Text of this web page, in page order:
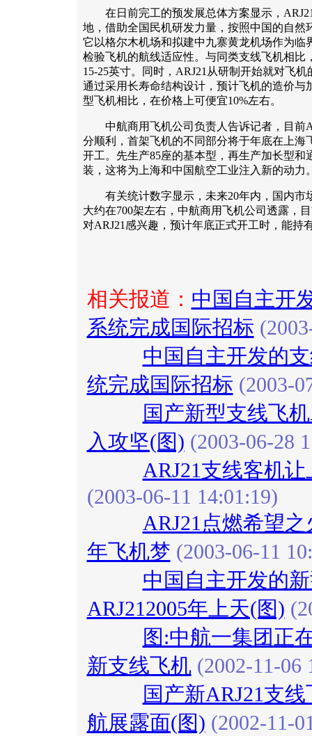
在日前完工的预发展总体方案显示，
地，借助全国民机研发力量，按照中国的自然
它以格尔木机场和拟建中九寨黄龙机场作为临
检验飞机的航线适应性。与同类支线飞机相比
15-25英寸。同时，ARJ21从研制开始就对飞
通过采用长寿命结构设计，预计飞机的造价与
型飞机相比，在价格上可便宜10%左右。
中航商用飞机公司负责人告诉记者，目前
分顺利，首架飞机的不同部分将于年底在上海
开工。先生产85座的基本型，再生产加长型和
装，这将为上海和中国航空工业注入新的动力
有关统计数字显示，未来20年内，国内市
大约在700架左右，中航商用飞机公司透露，
对ARJ21感兴趣，预计年底正式开工时，能持
相关报道： 中国自主开
系统完成国际招标
中国自主开发的
统完成国际招标 (2003-
国产新型支线飞
入攻坚(图) (2003-06-28
ARJ21支线客机
(2003-06-11 14:01:19)
ARJ21点燃希望
年飞机梦 (2003-06-11
中国自主开发的
ARJ212005年上天(图)
图:中航一集团正
新支线飞机(2002-11-06
国产新ARJ21支
航展露面(图) (2002-11-